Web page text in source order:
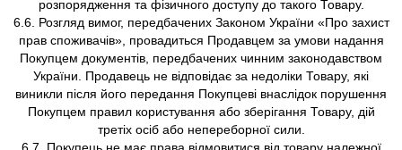
розпорядження та фізичного доступу до такого Товару.
6.6. Розгляд вимог, передбачених Законом України «Про захист
прав споживачів», провадиться Продавцем за умови надання
Покупцем документів, передбачених чинним законодавством
України. Продавець не відповідає за недоліки Товару, які
виникли після його передання Покупцеві внаслідок порушення
Покупцем правил користування або зберігання Товару, дій
третіх осіб або непереборної сили.